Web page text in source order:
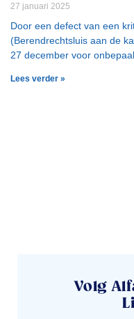
27 januari 2025
Door een defect van een
(Berendrechtsluis aan de
27 december voor
Lees verder »
Volg